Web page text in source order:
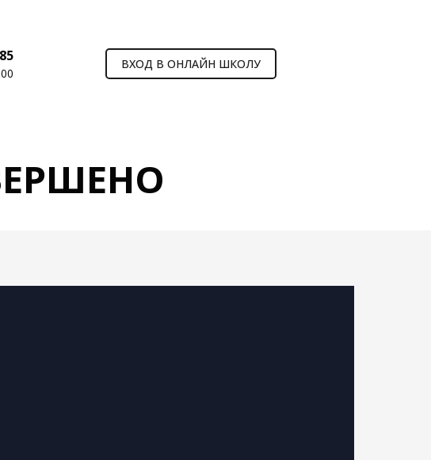
ВХОД В ОНЛАЙН ШКОЛУ